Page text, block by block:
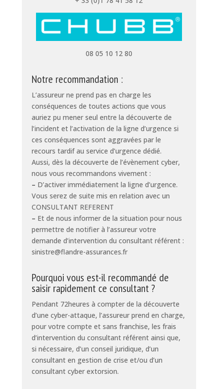
08 05 10 12 80
Notre recommandation :
L’assureur ne prend pas en charge les
conséquences de toutes actions que vous
auriez pu mener seul entre la découverte de
l’incident et l’activation de la ligne d’urgence si
ces conséquences sont aggravées par le
recours tardif au service d’urgence dédié.
Aussi, dès la découverte de l’évènement cyber,
nous vous recommandons vivement :
– D’activer immédiatement la ligne d’urgence.
Vous serez de suite mis en relation avec un
CONSULTANT REFERENT
– Et de nous informer de la situation pour nous
permettre de notifier à l’assureur votre
demande d’intervention du consultant référent :
sinistre@flandre-assurances.fr
Pourquoi vous est-il recommandé de
saisir rapidement ce consultant ?
Pendant 72heures à compter de la découverte
d’une cyber-attaque, l’assureur prend en charge,
pour votre compte et sans franchise, les frais
d’intervention du consultant référent ainsi que,
si nécessaire, d’un conseil juridique, d’un
consultant en gestion de crise et/ou d’un
consultant cyber extorsion.